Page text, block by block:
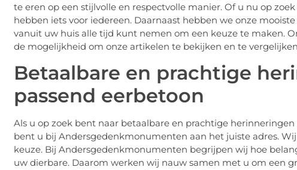
te eren op een stijlvolle en respectvolle manier. Of u nu op
hebben iets voor iedereen. Daarnaast hebben we onze
vanuit uw huis alle tijd kunt nemen om een keuze te maken.
de mogelijkheid om onze artikelen te bekijken en te
Betaalbare en prachtige
passend eerbetoon
Als u op zoek bent naar betaalbare en prachtige
bent u bij Andersgedenkmonumenten aan het juiste adres.
keuze. Bij Andersgedenkmonumenten begrijpen wij hoe
uw dierbare. Daarom werken wij nauw samen met u om een